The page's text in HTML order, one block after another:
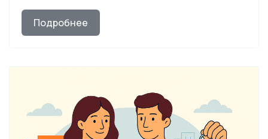
Подробнее